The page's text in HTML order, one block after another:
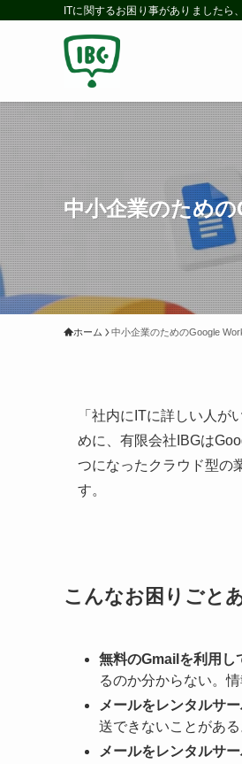
ITに関するお困り事がありましたら
中小企業のため
ホーム 中小企業のためのGoogle
「社内にITに詳しい人
めに、有限会社IBGは
つになったクラウド型の
す。
こんなお困りごと
無料のGmailを利用し
るのか分からない。情
メールをレンタルサ
送できないことがある
メールをレンタルサ